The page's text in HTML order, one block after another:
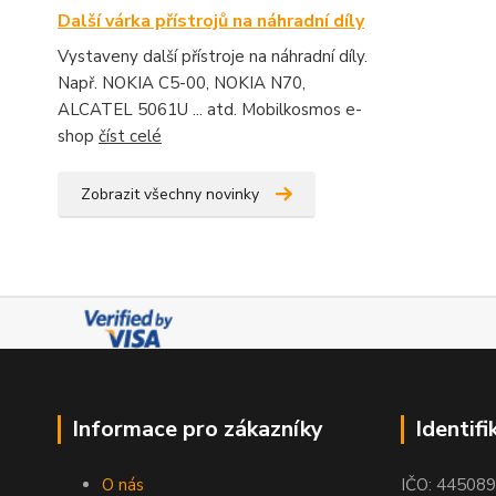
Další várka přístrojů na náhradní díly
Vystaveny další přístroje na náhradní díly.
Např. NOKIA C5-00, NOKIA N70,
ALCATEL 5061U ... atd. Mobilkosmos e-
shop číst celé
Zobrazit všechny novinky
Informace pro zákazníky
O nás IČO: